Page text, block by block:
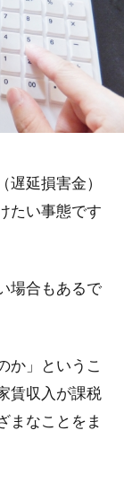
延損害金）
たい事態です
場合もあるで
か」というこ
賃収入が課税
まなことをま